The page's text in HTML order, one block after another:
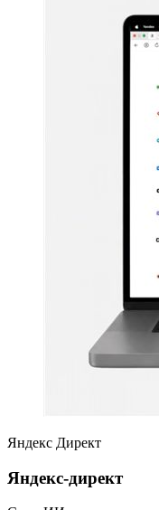
Яндекс Директ
Яндекс-директ